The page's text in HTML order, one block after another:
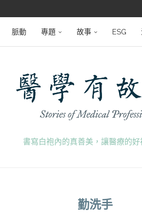
脈動 專題 故事 ESG
書寫白袍內的真善美，讓醫療的好
勤洗手